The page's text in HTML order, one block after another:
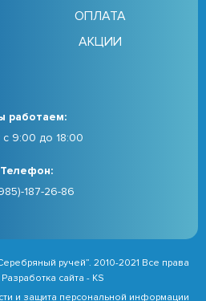
ОПЛАТА
АКЦИИ
работаем:
с 9:00 до 18:00
Телефон:
187-26-86
ручей”. 2010-2021 Все права
сайта - KS
и защита персональной информации